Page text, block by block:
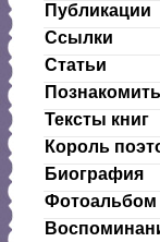
Публикации
Ссылки
Статьи
Тексты книг
Король
Биография
Фотоальбом